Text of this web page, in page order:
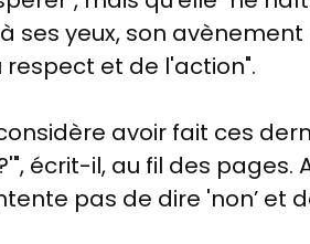
ses yeux, son
et de l'action".
avoir fait ces
écrit-il, au fil des pages.
pas de dire 'non’ et